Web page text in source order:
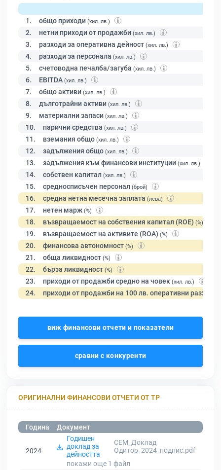
1. общо приходи (хил. лв.)
2. нетни приходи от продажби (хил. лв.)
3. разходи за оперативна дейност (хил. лв.)
4. разходи за персонала (хил. лв.)
5. счетоводна печалба/загуба (хил. лв.)
6. EBITDA (хил. лв.)
7. общо активи (хил. лв.)
8. дълготрайни активи (хил. лв.)
9. материални запаси (хил. лв.)
10. парични средства (хил. лв.)
11. вземания общо (хил. лв.)
12. задължения общо (хил. лв.)
13. задължения към финансови институции (хил. лв.)
14. собствен капитал (хил. лв.)
15. средносписъчен персонал (брой)
16. средна нетна месечна заплата (лева)
17. нетен марж (%)
18. възвращаемост на собствения капитал (ROE) (%)
19. възвращаемост на активите (ROA) (%)
20. финансова автономност (%)
21. обща ликвидност (%)
22. бърза ликвидност (%)
23. приходи от продажби средно на човек (хил. лв.)
24. приходи от продажби на 100 лв. оперативни разходи
виж финансови отчети и показатели
сравни с конкуренти
ОРИГИНАЛНИ ФИНАНСОВИ ОТЧЕТИ ОТ ТР
Година Документ
2024
Годишен
доклад за
дейността
СЕМ_Доклад
Одитор_2024_подпис.pdf
покажи още 1 файл